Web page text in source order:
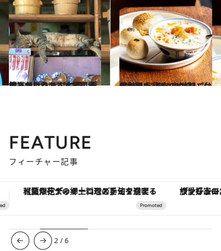
2022.2.4
気ままにくつろぐ猫に癒やされたい！ 【台湾】看板猫がいるおすすめ観光地
旅＆お出かけ 2021.11.24
保存版！ 東京のウマい“台湾料理店” あったか朝ごはんから点心まで10軒
グルメ
FEATURE
フィーチャー記事
ヴァシュロン・コンスタンタン「オーヴァーシーズ・オートマティック」。旅愛好家のお気に入りコレクションから、ジェンダーレスな新作が登場
3 /6